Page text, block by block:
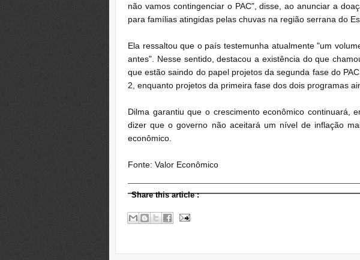
não vamos contingenciar o PAC", disse, ao anunciar a
para famílias atingidas pelas chuvas na região serrana do
Ela ressaltou que o país testemunha atualmente "um
antes". Nesse sentido, destacou a existência do que
que estão saindo do papel projetos da segunda fase do
2, enquanto projetos da primeira fase dos dois programas
Dilma garantiu que o crescimento econômico continuará,
dizer que o governo não aceitará um nível de inflação
econômico.
Fonte: Valor Econômico
Share this article: